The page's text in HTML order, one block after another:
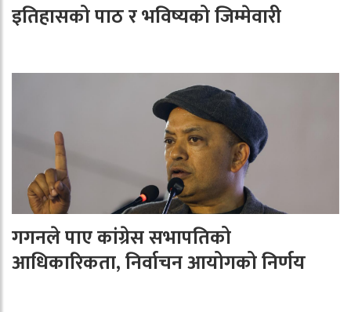
इतिहासको पाठ र भविष्यको जिम्मेवारी
गगनले पाए कांग्रेस सभापतिको
आधिकारिकता, निर्वाचन आयोगको निर्णय